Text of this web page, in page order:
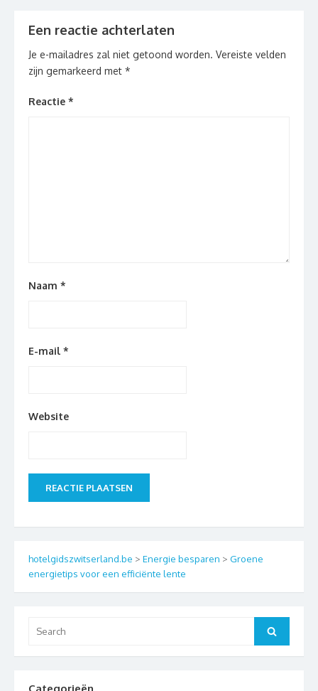
Een reactie achterlaten
Je e-mailadres zal niet getoond worden. Vereiste velden
zijn gemarkeerd met *
Reactie *
Naam *
E-mail *
Website
hotelgidszwitserland.be > Energie besparen > Groene
energietips voor een efficiënte lente
for:
Search
Categorieën